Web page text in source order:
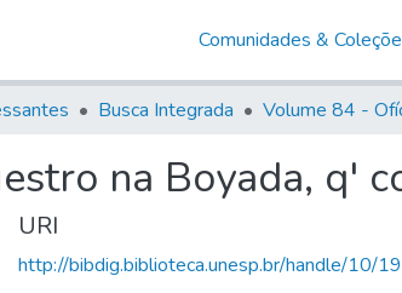
Comunidades &
Busca Integrada
na Boyada, q'
URI
http://bibdig.biblioteca.unesp.br/handle/10/